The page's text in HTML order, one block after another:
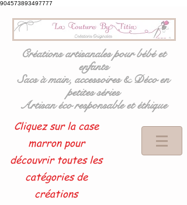
904573893497777
Créations artisanales pour bébé et
enfants
Sacs à main, accessoires & Déco en
petites séries
Artisan éco responsable et éthique
Cliquez sur la case
marron pour
découvrir toutes les
catégories de
créations